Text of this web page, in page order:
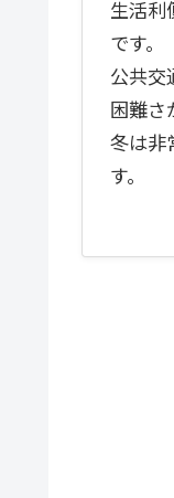
生活利
です。
公共交
困難さ
冬は非
す。